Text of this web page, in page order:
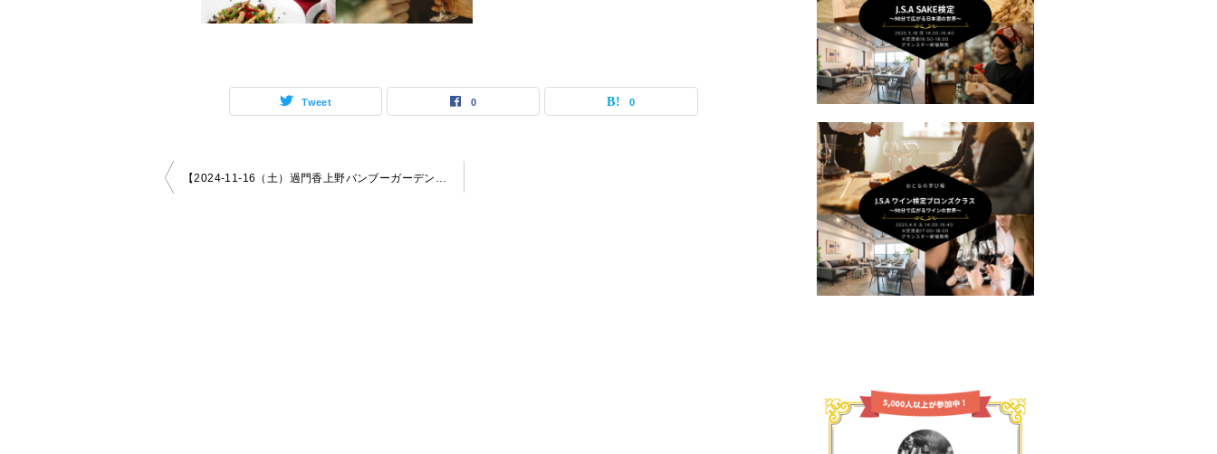
Tweet 0 0
投
【2024-11-16（土）過門香上野バンブーガーデン】 交流会・お食事会 おとなじかんのワイン会